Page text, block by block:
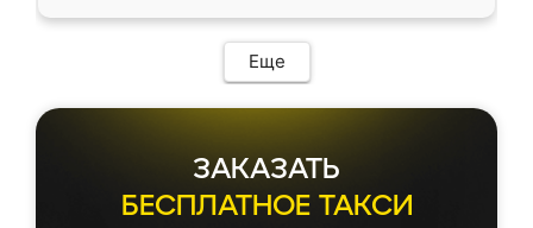
Еще
ЗАКАЗАТЬ
БЕСПЛАТНОЕ ТАКСИ